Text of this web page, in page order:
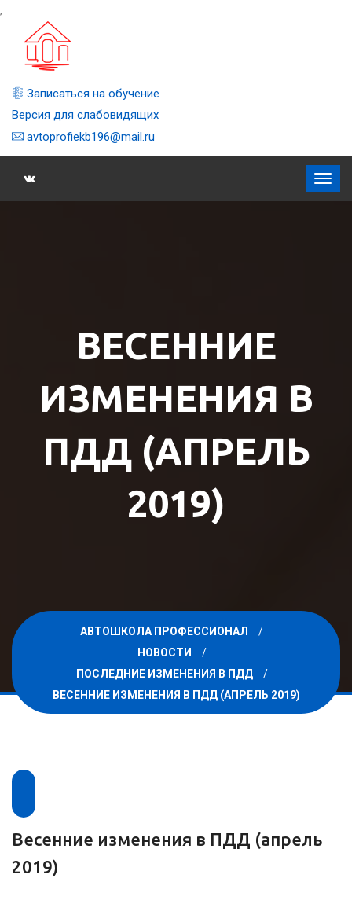
,
Записаться на обучение
Версия для слабовидящих
avtoprofiekb196@mail.ru
ВЕСЕННИЕ
ИЗМЕНЕНИЯ В
ПДД (АПРЕЛЬ
2019)
АВТОШКОЛА ПРОФЕССИОНАЛ
НОВОСТИ
ПОСЛЕДНИЕ ИЗМЕНЕНИЯ В ПДД
ВЕСЕННИЕ ИЗМЕНЕНИЯ В ПДД (АПРЕЛЬ 2019)
Весенние изменения в ПДД (апрель
2019)